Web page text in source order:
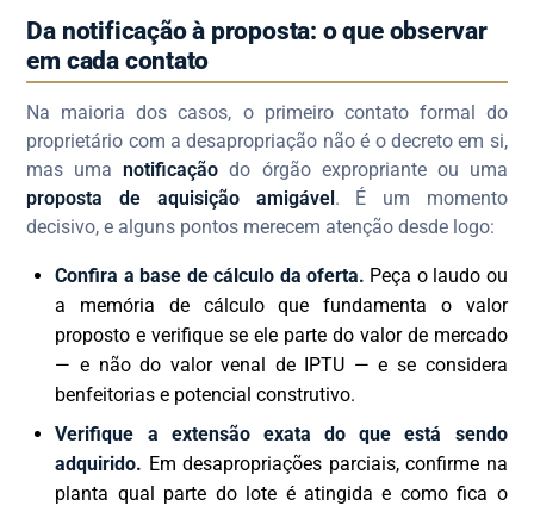
Da notificação à proposta: o que observar
em cada contato
Na maioria dos casos, o primeiro contato formal do
proprietário com a desapropriação não é o decreto em si,
mas umanotificação do órgão expropriante ou uma
proposta de aquisição amigável. É um momento
decisivo, e alguns pontos merecem atenção desde logo:
Confira a base de cálculo da oferta. Peça o laudo ou
a memória de cálculo que fundamenta o valor
proposto e verifique se ele parte do valor de mercado
— e não do valor venal de IPTU — e se considera
benfeitorias e potencial construtivo.
Verifique a extensão exata do que está sendo
adquirido. Em desapropriações parciais, confirme na
planta qual parte do lote é atingida e como fica o